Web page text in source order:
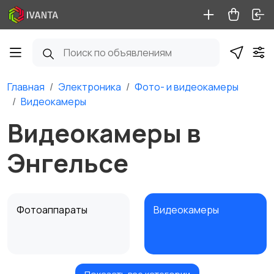
Главная Электроника
Фото- и видеокамеры
Видеокамеры
Видеокамеры в
Энгельсе
Фотоаппараты Видеокамеры